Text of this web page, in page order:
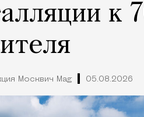
к
Москвич Mag 05.08.2026